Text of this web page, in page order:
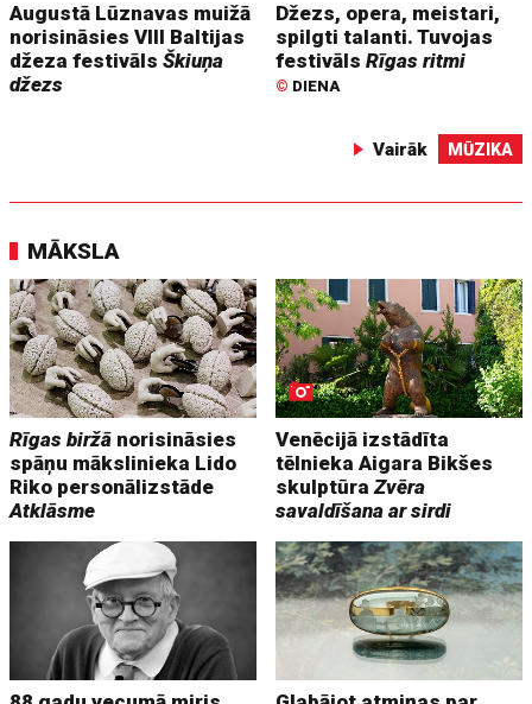
Augustā Lūznavas muižā
norisināsies VIII Baltijas
džeza festivālsŠkiuņa
džezs
Džezs, opera, meistari,
spilgti talanti. Tuvojas
festivālsRīgas ritmi
© DIENA
Vairāk MŪZIKA
MĀKSLA
Rīgas biržā norisināsies
spāņu mākslinieka Lido
Riko personālizstāde
Atklāsme
Venēcijā izstādīta
tēlnieka Aigara Bikšes
skulptūraZvēra
savaldīšana ar sirdi